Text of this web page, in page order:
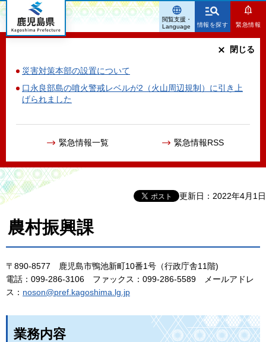
鹿児島県
情報を探す 緊急情報
災害対策本部の設置について
口永良部島の噴火警戒レベルが2（火山周辺規制）に引き上
げられました
緊急情報一覧 緊急情報RSS
閉じる
閲覧支援・
Language
更新日：2022年4月1日
農村振興課
〒890-8577 鹿児島市鴨池新町10番1号（行政庁舎11階)
電話：099-286-3106
フ ァックス：099-286-5589 メールアドレ
ス： noson@pref.kagoshima.lg.jp
業務内容